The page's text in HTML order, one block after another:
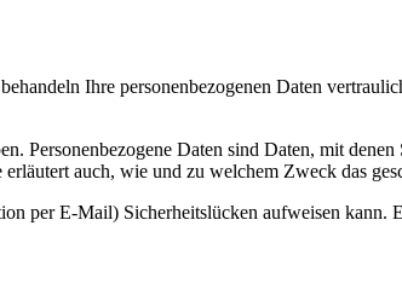
Ihre personenbezogenen Daten
Personenbezogene Daten sind Daten, mit
auch, wie und zu welchem Zweck das
per E-Mail) Sicherheitslücken aufweisen